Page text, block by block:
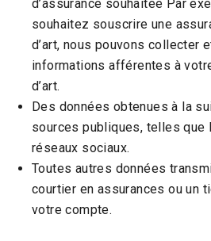
d’assurance souhaitée Par
souhaitez souscrire une
d’art, nous pouvons collecter
informations afférentes à
d’art.
Des données obtenues à la
sources publiques, telles que
réseaux sociaux.
Toutes autres données
courtier en assurances ou un
votre compte.